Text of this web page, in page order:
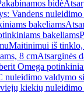
bidė
Vandens
bakeliams
bakeliams
Maitinimui iš tinklo,
8 cmAtsarginės
Omega
nuleidimo valdymo
kiekių